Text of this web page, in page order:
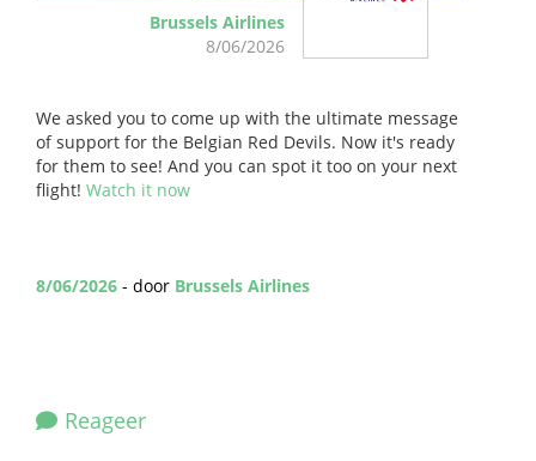
Brussels Airlines
8/06/2026
We asked you to come up with the ultimate message
of support for the Belgian Red Devils. Now it's ready
for them to see! And you can spot it too on your next
flight! Watch it now
8/06/2026 - door Brussels Airlines
Reageer